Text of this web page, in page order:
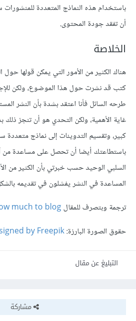
باستخدام هذه النماذج المتعددة
أن تفقد جودة المحتوى.
الخلاصة
هناك الكثير من الأمور التي يمكن قولها حول
كتب قد نشرت حول هذا الموضوع، ولكن
طرحه السائل فأنا اعتقد بشدة بأن النشر
غاية الأهمية، ولكن التحدي هو أن تنجز
كبير، وتقسيم التدوينات إلى نماذج
باستطاعتك أيضا أن تحصل على مساعدة من
السلبي الوحيد حسب خبرتي بأن الكثير من
المساعدة في النشر يفشلون في تقديمه
ترجمة وبتصرف للمقالmuch to blog?
حقوق الصورة البارزة:by Freepik
التبليغ عن مقال
مشاركة